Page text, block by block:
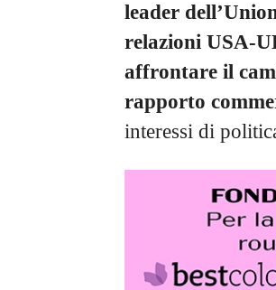
leader
relazioni USA-
affrontare il
rapporto
interessi di